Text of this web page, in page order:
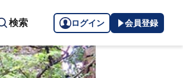
検索 ログイン 会員登録